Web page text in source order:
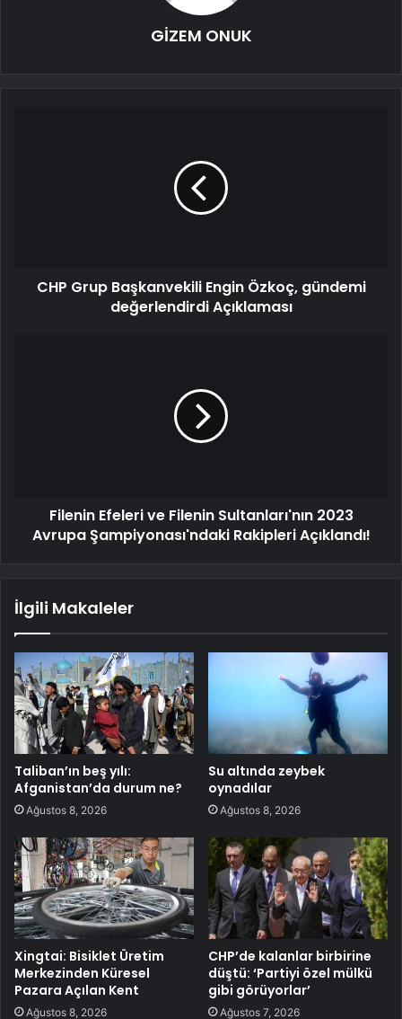
GİZEM ONUK
CHP Grup Başkanvekili Engin Özkoç, gündemi
değerlendirdi Açıklaması
Filenin Efeleri ve Filenin Sultanları'nın 2023
Avrupa Şampiyonası'ndaki Rakipleri Açıklandı!
İlgili Makaleler
Taliban’ın beş yılı:
Afganistan’da durum ne?
Ağustos 8, 2026
Su altında zeybek
oynadılar
Ağustos 8, 2026
Xingtai: Bisiklet Üretim
Merkezinden Küresel
Pazara Açılan Kent
Ağustos 8, 2026
CHP’de kalanlar birbirine
düştü: ‘Partiyi özel mülkü
gibi görüyorlar’
Ağustos 7, 2026